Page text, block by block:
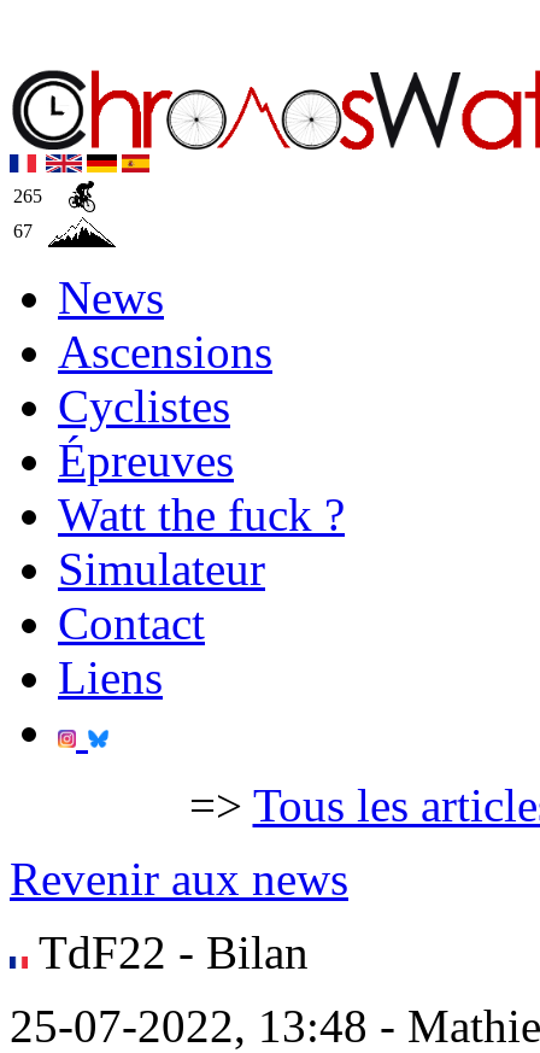
265
67
News
Ascensions
Cyclistes
Épreuves
Watt the fuck ?
Simulateur
Contact
Liens
=> Tous les
Revenir aux news
TdF22 - Bilan
25-07-2022, 13:48 -